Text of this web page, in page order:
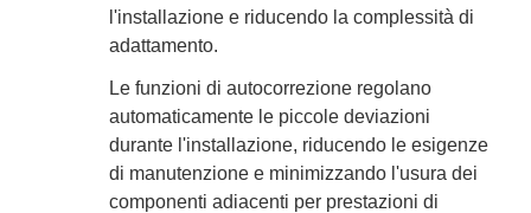
l'installazione e riducendo la complessità di
adattamento.
Le funzioni di autocorrezione regolano
automaticamente le piccole deviazioni
durante l'installazione, riducendo le esigenze
di manutenzione e minimizzando l'usura dei
componenti adiacenti per prestazioni di